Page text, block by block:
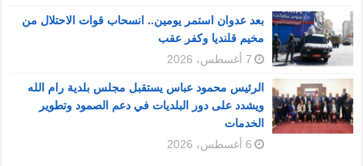
بعد عدوان استمر يومين.. انسحاب قوات الاحتلال من
مخيم قلنديا وكفر عقب
7 أغسطس، 2026
الرئيس محمود عباس يستقبل مجلس بلدية رام الله
ويشدد على دور البلديات في دعم الصمود وتطوير
الخدمات
6 أغسطس، 2026